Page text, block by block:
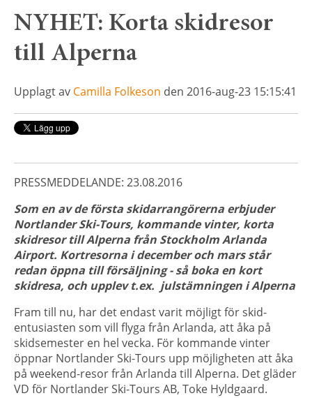
NYHET: Korta skidresor
till Alperna
Upplagt av Camilla Folkeson den 2016-aug-23 15:15:41
PRESSMEDDELANDE: 23.08.2016
Som en av de första skidarrangörerna erbjuder
Nortlander Ski-Tours, kommande vinter, korta
skidresor till Alperna från Stockholm Arlanda
Airport. Kortresorna i december och mars står
redan öppna till försäljning - så boka en kort
skidresa, och upplev t.ex. julstämningen i Alperna
Fram till nu, har det endast varit möjligt för skid-
entusiasten som vill flyga från Arlanda, att åka på
skidsemester en hel vecka. För kommande vinter
öppnar Nortlander Ski-Tours upp möjligheten att åka
på weekend-resor från Arlanda till Alperna. Det gläder
VD för Nortlander Ski-Tours AB, Toke Hyldgaard.